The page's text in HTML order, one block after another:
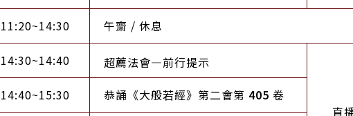
11:20~14:30 午齋 / 休息
14:30~14:40 超薦法會—前行提示
直
14:40~15:30 恭誦《大般若經》第二會第 405 卷